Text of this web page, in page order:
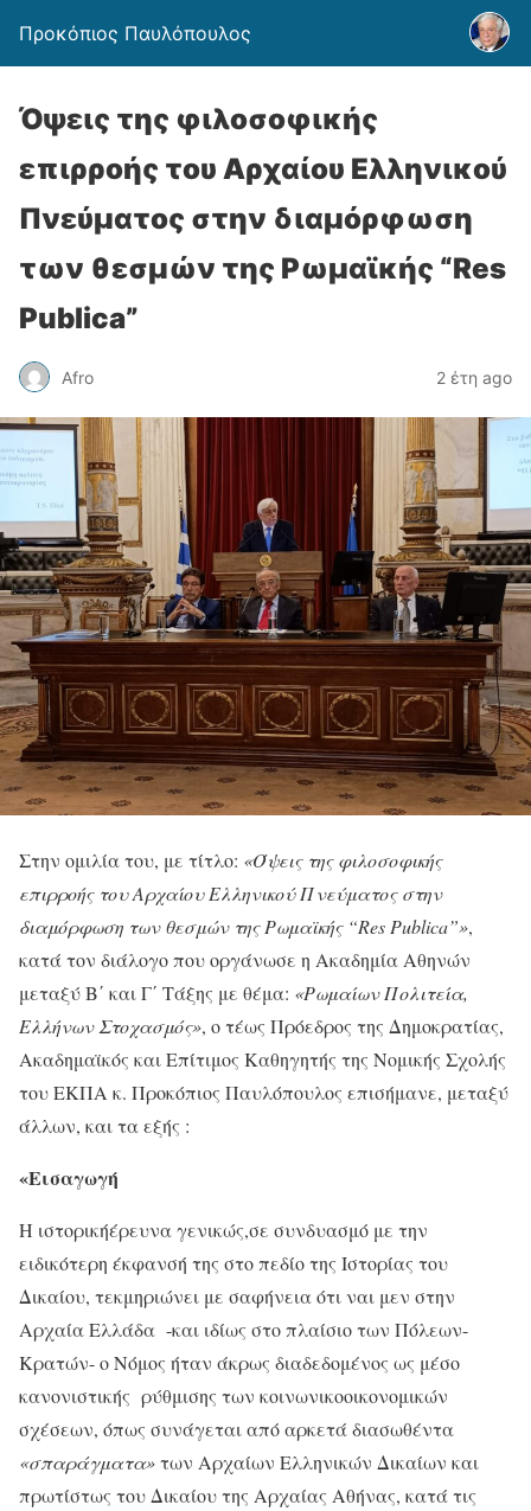
Προκόπιος Παυλόπουλος
Όψεις της φιλοσοφικής
επιρροής του Αρχαίου Ελληνικού
Πνεύματος στην διαμόρφωση
των θεσμών της Ρωμαϊκής “Res
Publica”
Afro 2 έτη ago
Στην ομιλία του, με τίτλο: «Όψεις της φιλοσοφικής
επιρροής του Αρχαίου Ελληνικού Πνεύματος στην
διαμόρφωση των θεσμών της Ρωμαϊκής “Res Publica”»,
κατά τον διάλογο που οργάνωσε η Ακαδημία Αθηνών
μεταξύ Β΄ και Γ΄ Τάξης με θέμα: «Ρωμαίων Πολιτεία,
Ελλήνων Στοχασμός», ο τέως Πρόεδρος της Δημοκρατίας,
Ακαδημαϊκός και Επίτιμος Καθηγητής της Νομικής Σχολής
του ΕΚΠΑ κ. Προκόπιος Παυλόπουλος επισήμανε, μεταξύ
άλλων, και τα εξής :
«Εισαγωγή
Η ιστορικήέρευνα γενικώς,σε συνδυασμό με την
ειδικότερη έκφανσή της στο πεδίο της Ιστορίας του
Δικαίου, τεκμηριώνει με σαφήνεια ότι ναι μεν στην
Αρχαία Ελλάδα -και ιδίως στο πλαίσιο των Πόλεων-
Κρατών- ο Νόμος ήταν άκρως διαδεδομένος ως μέσο
κανονιστικής ρύθμισης των κοινωνικοοικονομικών
σχέσεων, όπως συνάγεται από αρκετά διασωθέντα
«σπαράγματα»των Αρχαίων Ελληνικών Δικαίων και
πρωτίστως του Δικαίου της Αρχαίας Αθήνας, κατά τις